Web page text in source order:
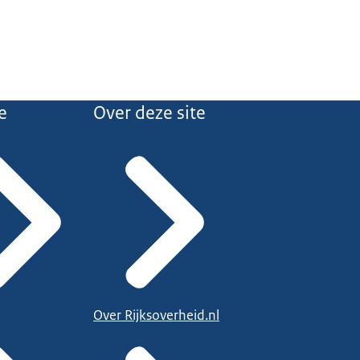
Over deze site
Over Rijksoverheid.nl